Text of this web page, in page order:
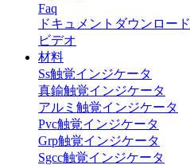
Faq
ドキュメントダウンロード
ビデオ
材料
Ss触覚インジケータ
真鍮触覚インジケータ
アルミ触覚インジケータ
Pvc触覚インジケータ
Grp触覚インジケータ
Sgcc触覚インジケータ